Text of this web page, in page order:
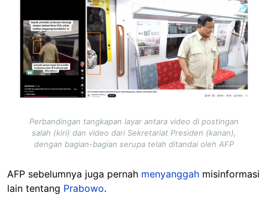
Perbandingan tangkapan layar antara video di postingan
salah (kiri) dan video dari Sekretariat Presiden (kanan),
dengan bagian-bagian serupa telah ditandai oleh AFP
AFP sebelumnya juga pernah menyanggah misinformasi
lain tentang Prabowo.